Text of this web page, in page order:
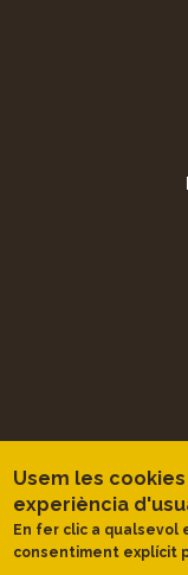
Usem les
experiència
En fer clic a
consentiment explícit